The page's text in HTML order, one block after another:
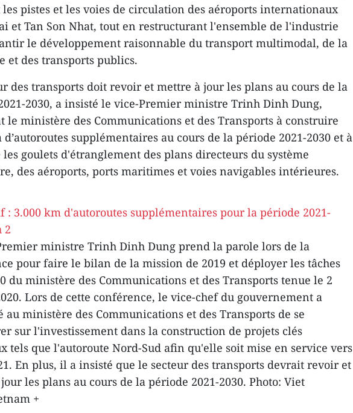
pistes et les voies de circulation des aéroports internationaux
et Tan Son Nhat, tout en restructurant l'ensemble de l'industrie
le développement raisonnable du transport multimodal, de la
et des transports publics.
des transports doit revoir et mettre à jour les plans au cours de la
2030, a insisté le vice-Premier ministre Trinh Dinh Dung,
le ministère des Communications et des Transports à construire
d’autoroutes supplémentaires au cours de la période 2021-2030 et à
les goulets d'étranglement des plans directeurs du système
des aéroports, ports maritimes et voies navigables intérieures.
ministre Trinh Dinh Dung prend la parole lors de la
pour faire le bilan de la mission de 2019 et déployer les tâches
du ministère des Communications et des Transports tenue le 2
Lors de cette conférence, le vice-chef du gouvernement a
au ministère des Communications et des Transports de se
sur l'investissement dans la construction de projets clés
tels que l'autoroute Nord-Sud afin qu'elle soit mise en service vers
En plus, il a insisté que le secteur des transports devrait revoir et
les plans au cours de la période 2021-2030. Photo: Viet
+